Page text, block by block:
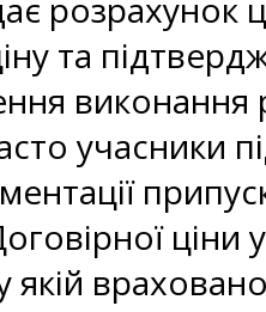
розрахунок
та
виконання
учасники
ціни
якій